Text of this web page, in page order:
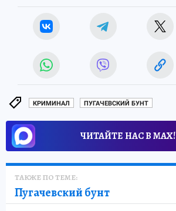
КРИМИНАЛ ПУГАЧЕВСКИЙ БУНТ
ЧИТАЙТЕ НАС В МАХ!
ТАКЖЕ ПО ТЕМЕ:
Пугачевский бунт